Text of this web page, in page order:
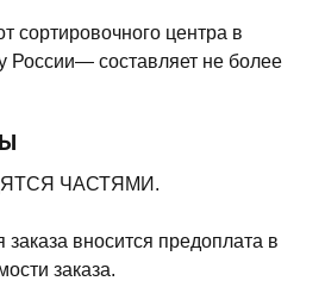
сортировочного центра в
России— составляет не более
ЧАСТЯМИ.
заказа вносится предоплата в
заказа.